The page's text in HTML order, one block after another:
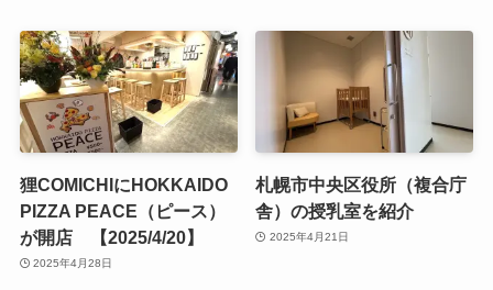
狸COMICHIにHOKKAIDO
PIZZA PEACE（ピース）
が開店 【2025/4/20】
2025年4月28日
札幌市中央区役所（複合庁
舎）の授乳室を紹介
2025年4月21日